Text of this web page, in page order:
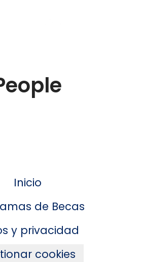
Inicio
de Becas
y privacidad
cookies